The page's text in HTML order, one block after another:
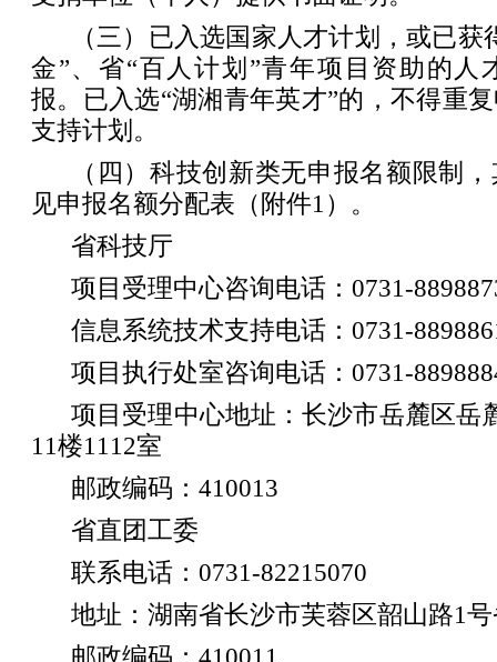
（三）已入选国家人才计划，或已
金”、省“百人计划”青年项目资助的人
报。已入选“湖湘青年英才”的，不得重
支持计划。
（四）科技创新类无申报名额限制
见申报名额分配表（附件1）。
省科技厅
项目受理中心咨询电话：0731-
信息系统技术支持电话：0731-
项目执行处室咨询电话：0731-
项目受理中心地址：长沙市岳麓区岳
11楼1112室
邮政编码：410013
省直团工委
联系电话：0731-82215070
地址：湖南省长沙市芙蓉区韶山路1